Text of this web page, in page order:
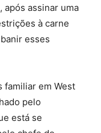
após assinar uma
à carne
esses
familiar em West
pelo
está se